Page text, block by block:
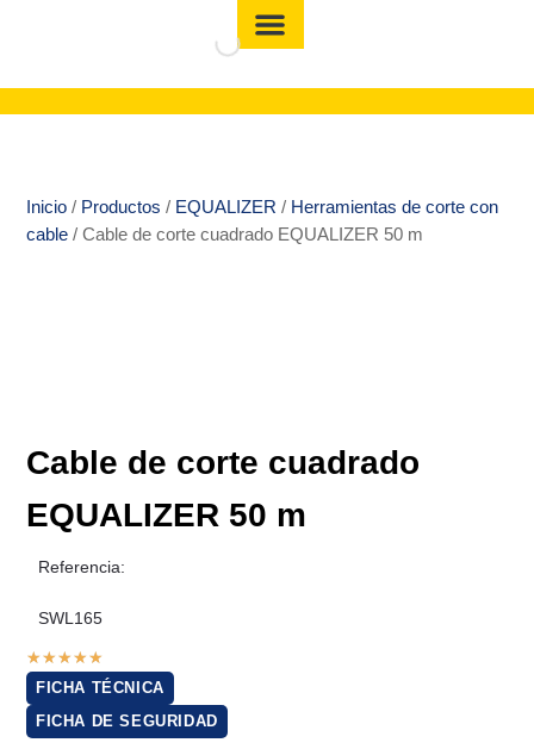
Inicio / Productos / EQUALIZER / Herramientas de corte con
cable / Cable de corte cuadrado EQUALIZER 50 m
Cable de corte cuadrado
EQUALIZER 50 m
Referencia:
SWL165
★★★★★
FICHA TÉCNICA
FICHA DE SEGURIDAD